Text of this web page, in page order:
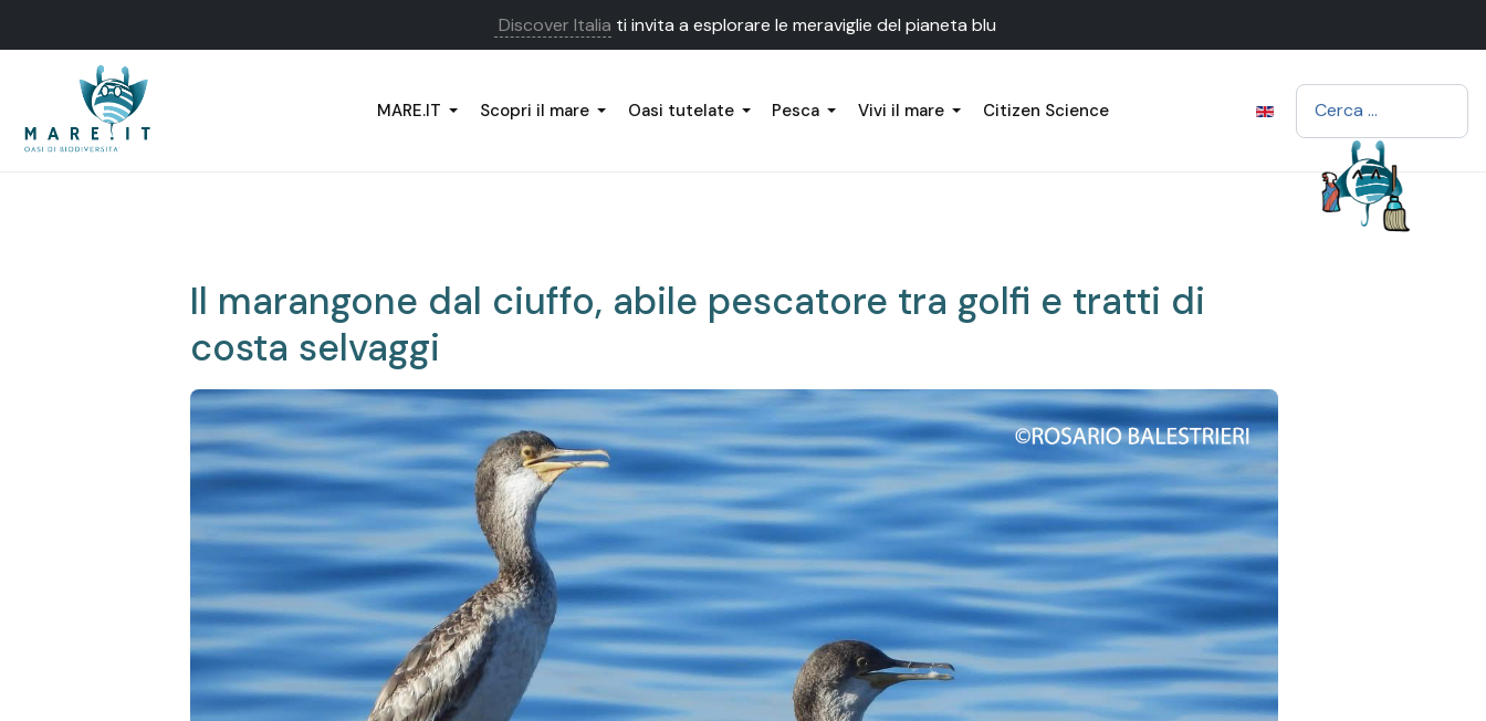
Discover Italia ti invita a esplorare le meraviglie del pianeta blu
MARE.IT Scopri il mare Oasi tutelate Pesca Vivi il mare Citizen Science
Cerca
Il marangone dal ciuffo, abile pescatore tra golfi e tratti di
costa selvaggi